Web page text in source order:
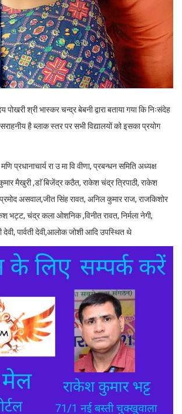
पोखरी श्री भास्कर चन्द्र बेबनी द्वारा बताया गया कि निःसंदेह
है ब्लाक स्तर पर सभी विद्यालयों को इसका प्रयोग
प्रधानाचार्य रा उ मा वि वीणा, प्रबन्धन समिति अध्यक्ष
मैखुरी ,डाॅ बिजेंद्र कठैत, राकेश चंद्र त्रिपाठी, राकेश
असवाल,जीत सिंह रावत, अनिल कुमार राज, राजकिशोर
भट्ट, चंद्र कला ओशनिक ,विनीत‌ रावत, निर्मला नेगी,
देवी, पार्वती देवी,आलोक जोशी आदि उपस्थित थे